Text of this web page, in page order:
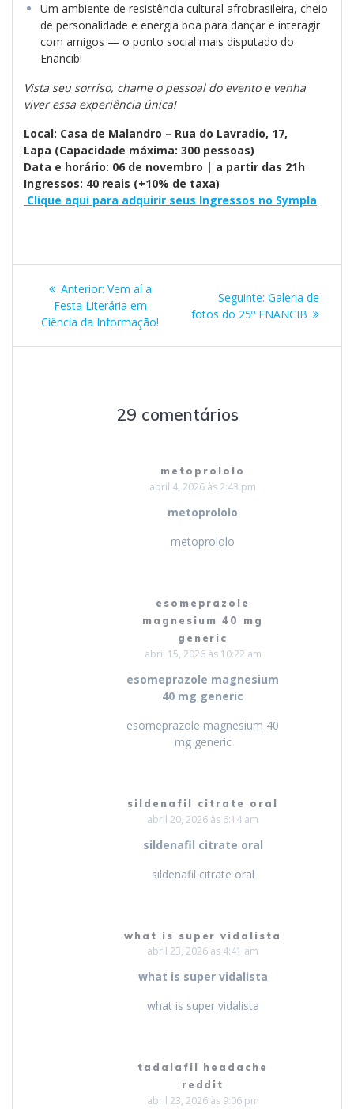
Um ambiente de resistência cultural afrobrasileira, cheio
de personalidade e energia boa para dançar e interagir
com amigos — o ponto social mais disputado do
Enancib!
Vista seu sorriso, chame o pessoal do evento e venha
viver essa experiência única!
Local: Casa de Malandro – Rua do Lavradio, 17,
Lapa (Capacidade máxima: 300 pessoas)
Data e horário: 06 de novembro | a partir das 21h
Ingressos: 40 reais (+10% de taxa)
Clique aqui para adquirir seus Ingressos no Sympla
Navegação
de
Post
Anterior: Post
anterior:
Vem aí a
Festa Literária em
Ciência da Informação!
Seguinte: Post
seguinte:
Galeria de
fotos do 25º ENANCIB
29 comentários
metoprololo
abril 4, 2026 às 2:43 pm
metoprololo
metoprololo
esomeprazole
magnesium 40 mg
generic
abril 15, 2026 às 10:22 am
esomeprazole magnesium
40 mg generic
esomeprazole magnesium 40
mg generic
sildenafil citrate oral
abril 20, 2026 às 6:14 am
sildenafil citrate oral
sildenafil citrate oral
what is super vidalista
abril 23, 2026 às 4:41 am
what is super vidalista
what is super vidalista
tadalafil headache
reddit
abril 23, 2026 às 9:06 pm